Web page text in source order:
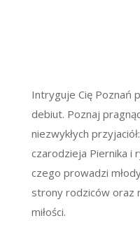
Intryguje Cię Poznań
debiut. Poznaj
niezwykłych
czarodzieja Piernika i
czego prowadzi
strony rodziców oraz
miłości.